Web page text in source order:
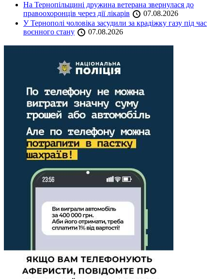
На Тернопільщині дружина ветерана звернулася до
правоохоронців через дії лікарів
07.08.2026
У Тернополі чоловіка засудили за крадіжку газу під час
воєнного стану
07.08.2026